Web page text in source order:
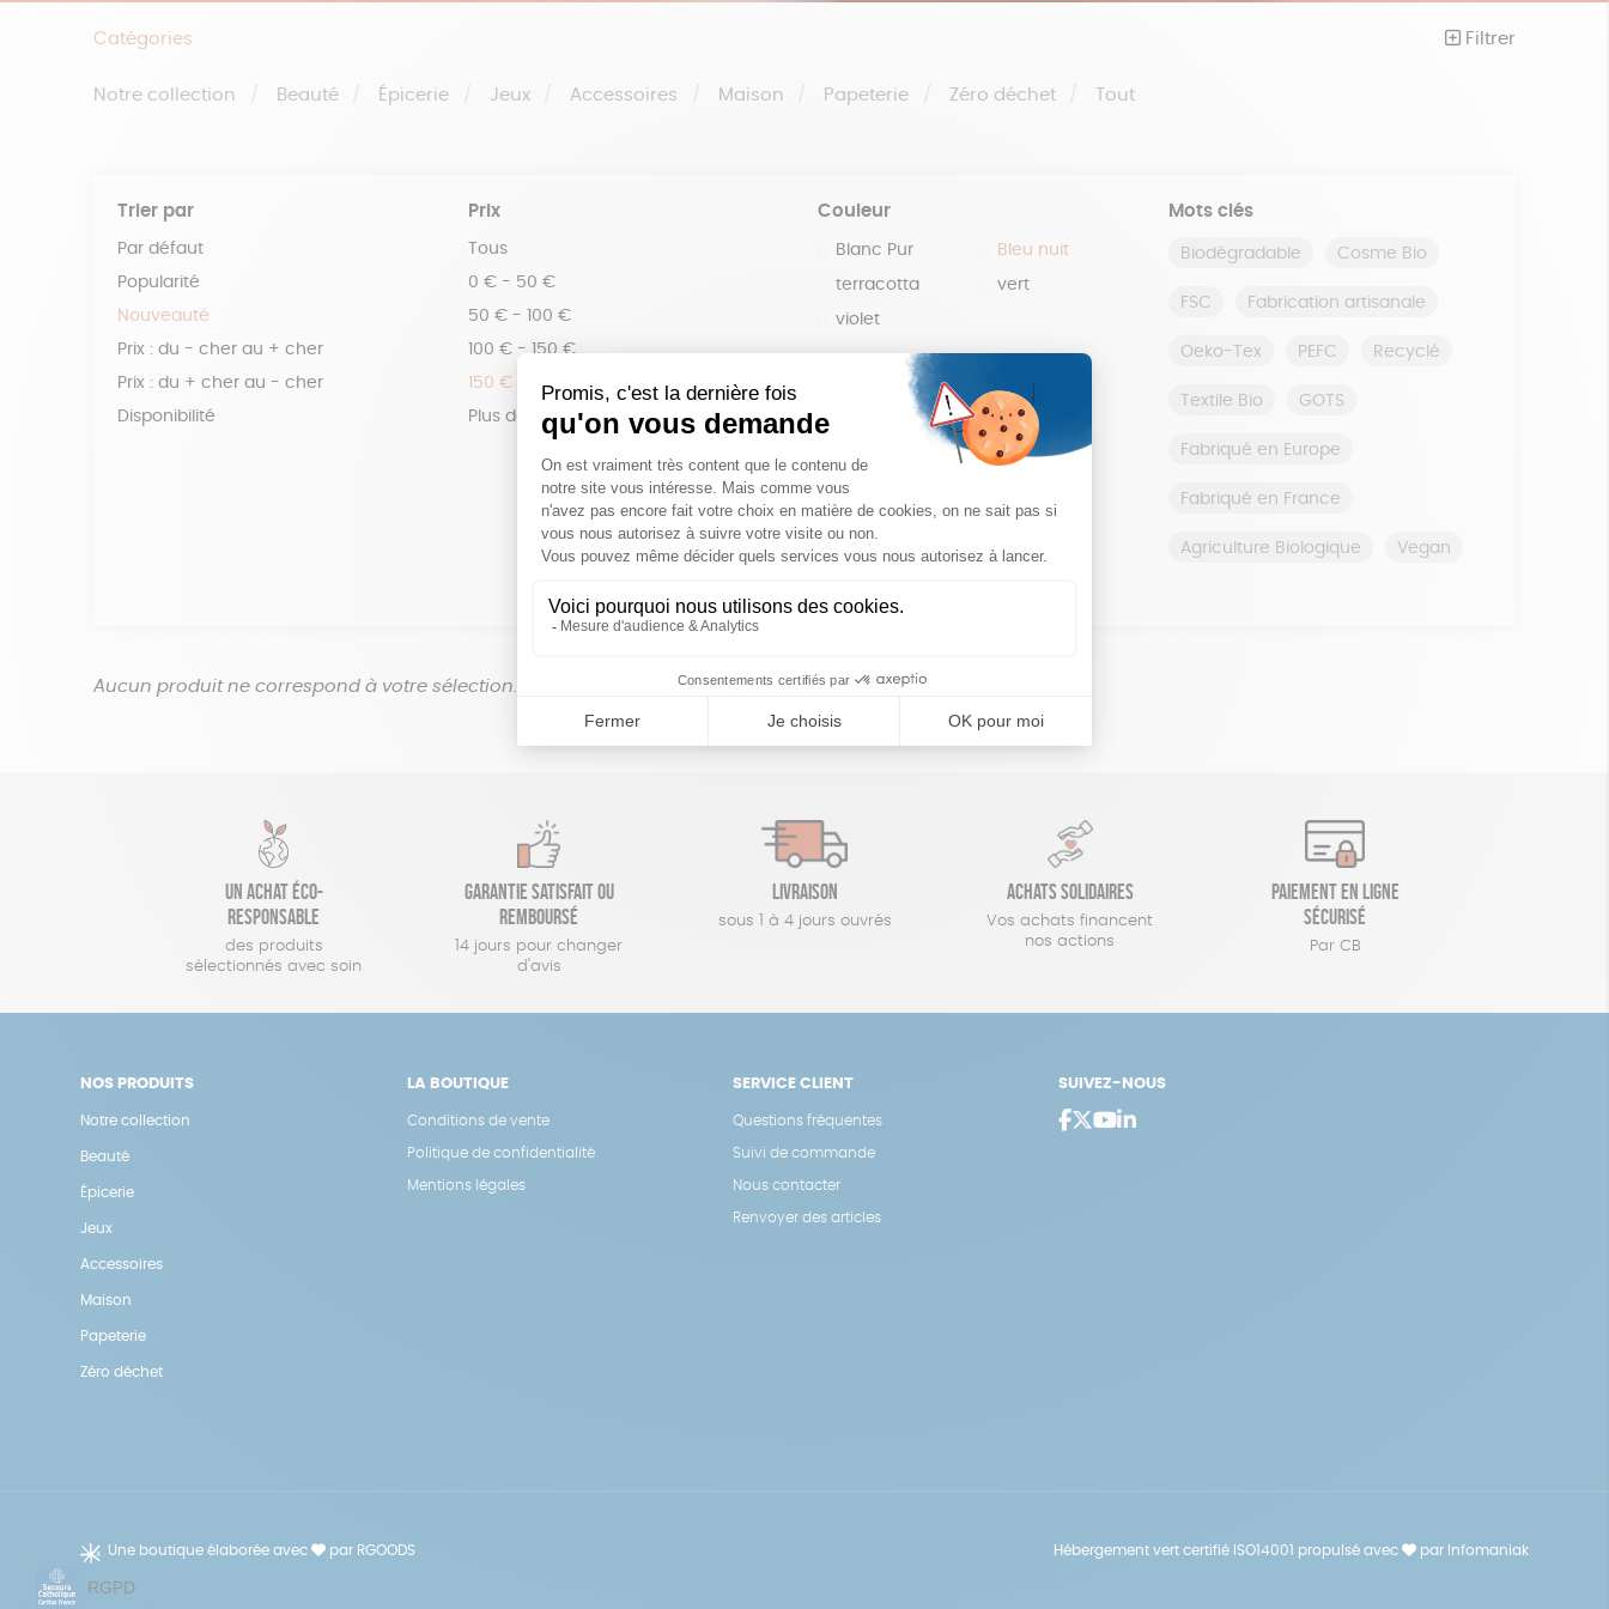
Catégories Filtrer
Notre collection Beauté Épicerie Jeux Accessoires Maison Papeterie Zéro déchet Tout
Trier par
Par défaut
Popularité
Nouveauté
Prix : du - cher au + cher
Prix : du + cher au - cher
Disponibilité
Prix
Tous
0 € - 50 €
50 € - 100 €
100 € - 150 €
150 € - 200 €
Plus de 200€
Couleur
Blanc Pur Bleu nuit
terracotta vert
violet
Mots clés
Biodégradable Cosme Bio
FSC Fabrication artisanale
Oeko-Tex PEFC Recyclé
Textile Bio GOTS
Fabriqué en Europe
Fabriqué en France
Agriculture Biologique Vegan
Aucun produit ne correspond à votre sélection.
Un achat éco-
responsable
des produits
sélectionnés avec soin
Garantie satisfait ou
remboursé
14 jours pour changer
d'avis
Livraison
sous 1 à 4 jours ouvrés
Achats solidaires
Vos achats financent
nos actions
Paiement en ligne
sécurisé
Par CB
NOS PRODUITS
Notre collection
Beauté
Épicerie
Jeux
Accessoires
Maison
Papeterie
Zéro déchet
LA BOUTIQUE
Conditions de vente
Politique de confidentialité
Mentions légales
SERVICE CLIENT
Questions fréquentes
Suivi de commande
Nous contacter
Renvoyer des articles
SUIVEZ-NOUS
Une boutique élaborée avec par RGOODS Hébergement vert certifié ISO14001 propulsé avec par Infomaniak